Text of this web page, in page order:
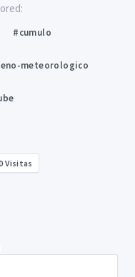
#cumulo
meteorologico
Visitas